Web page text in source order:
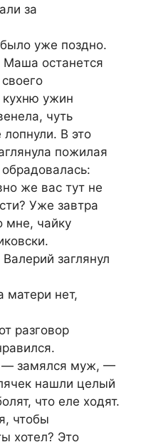
за
уже поздно.
Маша останется
ужин
чуть
В это
пожилая
же вас тут не
Уже завтра
мне, чайку
заглянул
нет,
разговор
— замялся муж, —
нашли целый
что еле ходят.
чтобы
хотел? Это